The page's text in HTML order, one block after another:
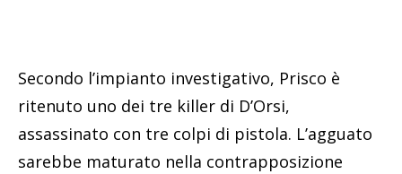
Secondo l’impianto investigativo, Prisco è
ritenuto uno dei tre killer di D’Orsi,
assassinato con tre colpi di pistola. L’agguato
sarebbe maturato nella contrapposizione